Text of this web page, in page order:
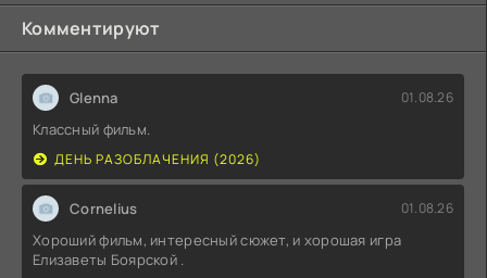
Комментируют
Glenna 01.08.26
Классный фильм.
ДЕНЬ РАЗОБЛАЧЕНИЯ (2026)
Cornelius 01.08.26
Хороший фильм, интересный сюжет, и хорошая игра
Елизаветы Боярской .